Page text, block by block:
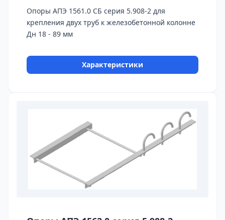
Опоры АПЭ 1561.0 СБ серия 5.908-2 для
крепления двух труб к железобетонной колонне
Дн 18 - 89 мм
Характеристики